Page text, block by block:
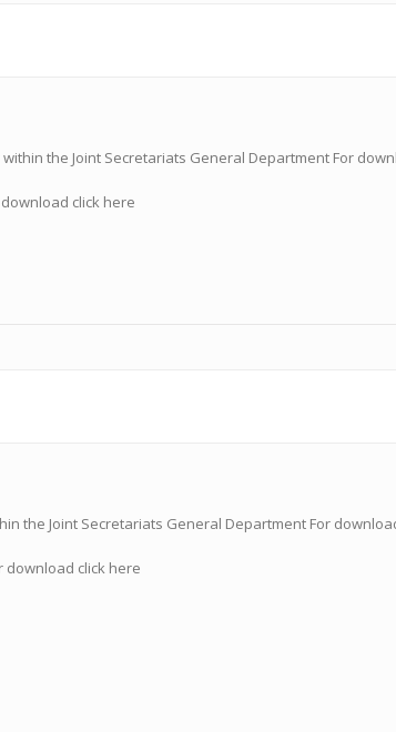
the Joint Secretariats General Department For
click here
the Joint Secretariats General Department For
download click here